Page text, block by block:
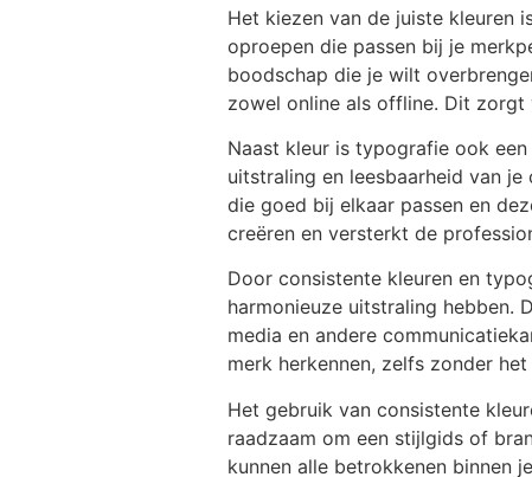
Het kiezen van de juiste kleuren
oproepen die passen bij je
boodschap die je wilt
zowel online als offline. Dit zorgt
Naast kleur is typografie ook
uitstraling en leesbaarheid van
die goed bij elkaar passen en
creëren en versterkt de
Door consistente kleuren en
harmonieuze uitstraling hebben.
media en andere
merk herkennen, zelfs zonder
Het gebruik van consistente
raadzaam om een stijlgids of
kunnen alle betrokkenen binnen